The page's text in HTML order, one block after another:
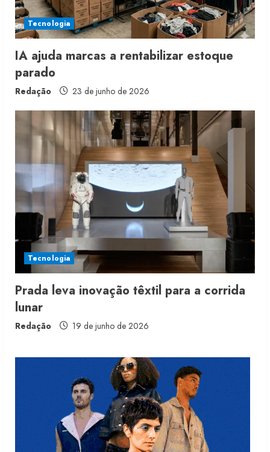
Tecnologia
IA ajuda marcas a rentabilizar estoque
parado
Redação 23 de junho de 2026
Tecnologia
Prada leva inovação têxtil para a corrida
lunar
Redação 19 de junho de 2026
2
Renata Caixeta assume Movimento
Sou de Algodão
3
Fakini prevê R$345 milhões de
4 de agosto de 2026
moda nacional
5
Morena Rosa lança franquia com
estoque consignado
4 de agosto de 2026